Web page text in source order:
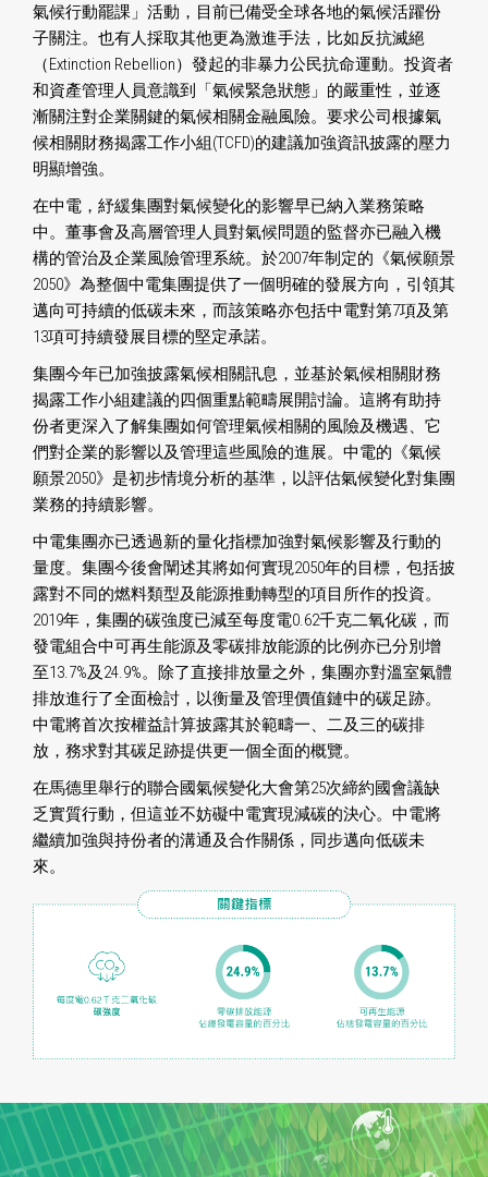
氣候行動罷課」活動，目前已備受全球各地的氣候活躍份
子關注。也有人採取其他更為激進手法，比如反抗滅絕
（Extinction Rebellion）發起的非暴力公民抗命運動。投資者
和資產管理人員意識到「氣候緊急狀態」的嚴重性，並逐
漸關注對企業關鍵的氣候相關金融風險。要求公司根據氣
候相關財務揭露工作小組(TCFD)的建議加強資訊披露的壓力
明顯增強。
在中電，紓緩集團對氣候變化的影響早已納入業務策略
中。董事會及高層管理人員對氣候問題的監督亦已融入機
構的管治及企業風險管理系統。於2007年制定的《氣候願景
2050》為整個中電集團提供了一個明確的發展方向，引領其
邁向可持續的低碳未來，而該策略亦包括中電對第7項及第
13項可持續發展目標的堅定承諾。
集團今年已加強披露氣候相關訊息，並基於氣候相關財務
揭露工作小組建議的四個重點範疇展開討論。這將有助持
份者更深入了解集團如何管理氣候相關的風險及機遇、它
們對企業的影響以及管理這些風險的進展。中電的《氣候
願景2050》是初步情境分析的基準，以評估氣候變化對集團
業務的持續影響。
中電集團亦已透過新的量化指標加強對氣候影響及行動的
量度。集團今後會闡述其將如何實現2050年的目標，包括披
露對不同的燃料類型及能源推動轉型的項目所作的投資。
2019年，集團的碳強度已減至每度電0.62千克二氧化碳，而
發電組合中可再生能源及零碳排放能源的比例亦已分別增
至13.7%及24.9%。除了直接排放量之外，集團亦對溫室氣體
排放進行了全面檢討，以衡量及管理價值鏈中的碳足跡。
中電將首次按權益計算披露其於範疇一、二及三的碳排
放，務求對其碳足跡提供更一個全面的概覽。
在馬德里舉行的聯合國氣候變化大會第25次締約國會議缺
乏實質行動，但這並不妨礙中電實現減碳的決心。中電將
繼續加強與持份者的溝通及合作關係，同步邁向低碳未
來。